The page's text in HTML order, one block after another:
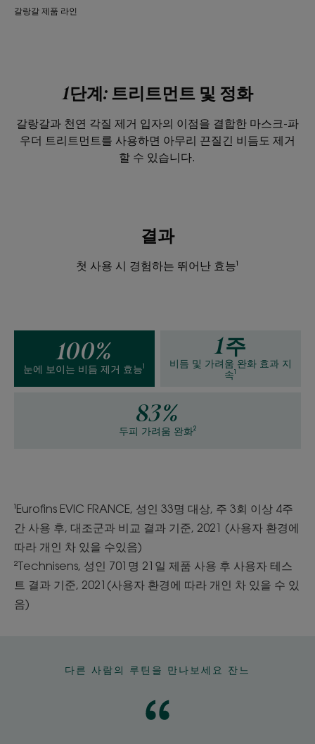
갈랑갈 제품 라인
1단계: 트리트먼트 및 정화
갈랑갈과 천연 각질 제거 입자의 이점을 결합한 마스크-파
우더 트리트먼트를 사용하면 아무리 끈질긴 비듬도 제거
할 수 있습니다.
결과
첫 사용 시 경험하는 뛰어난 효능¹
100%
눈에 보이는 비듬 제거 효능¹
1주
비듬 및 가려움 완화 효과 지
속¹
83%
두피 가려움 완화²
¹Eurofins EVIC FRANCE, 성인 33명 대상, 주 3회 이상 4주
간 사용 후, 대조군과 비교 결과 기준, 2021 (사용자 환경에
따라 개인 차 있을 수있음)
²Technisens, 성인 701명 21일 제품 사용 후 사용자 테스
트 결과 기준, 2021(사용자 환경에 따라 개인 차 있을 수 있
음)
다른 사람의 루틴을 만나보세요 잔느